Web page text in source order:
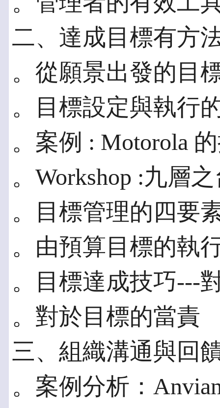
二、達成目標有方
。從願景出發的目
。目標設定與執行
。案例 : Motorola
。Workshop :九層
。目標管理的四要
。由預算目標的執
。目標達成技巧---
。對於目標的當責
三、組織溝通與回
。案例分析：